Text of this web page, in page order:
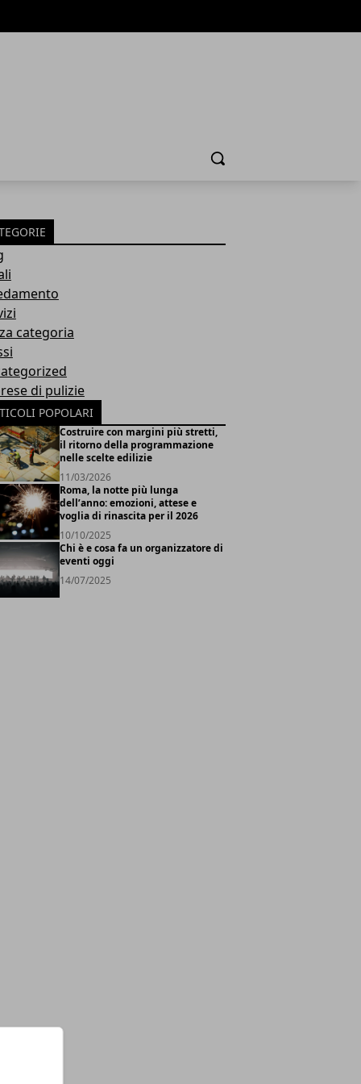
Cerca
categoria
di pulizie
POPOLARI
Costruire con margini più stretti,
il ritorno della programmazione
nelle scelte edilizie
11/03/2026
Roma, la notte più lunga
dell’anno: emozioni, attese e
voglia di rinascita per il 2026
10/10/2025
Chi è e cosa fa un organizzatore di
eventi oggi
14/07/2025